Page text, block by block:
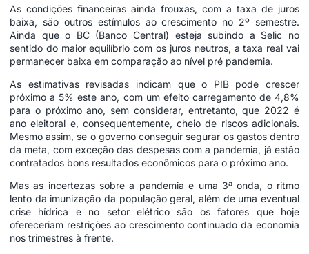
As condições financeiras ainda frouxas, com a taxa de juros
baixa, são outros estímulos ao crescimento no 2º semestre.
Ainda que o BC (Banco Central) esteja subindo a Selic no
sentido do maior equilíbrio com os juros neutros, a taxa real vai
permanecer baixa em comparação ao nível pré pandemia.
As estimativas revisadas indicam que o PIB pode crescer
próximo a 5% este ano, com um efeito carregamento de 4,8%
para o próximo ano, sem considerar, entretanto, que 2022 é
ano eleitoral e, consequentemente, cheio de riscos adicionais.
Mesmo assim, se o governo conseguir segurar os gastos dentro
da meta, com exceção das despesas com a pandemia, já estão
contratados bons resultados econômicos para o próximo ano.
Mas as incertezas sobre a pandemia e uma 3ª onda, o ritmo
lento da imunização da população geral, além de uma eventual
crise hídrica e no setor elétrico são os fatores que hoje
ofereceriam restrições ao crescimento continuado da economia
nos trimestres à frente.